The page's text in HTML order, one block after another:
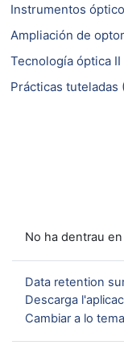
Instrumentos
Ampliación de
Tecnología óptica
Prácticas tuteladas
No ha dentrau
Data retention
Descarga
Cambiar a lo